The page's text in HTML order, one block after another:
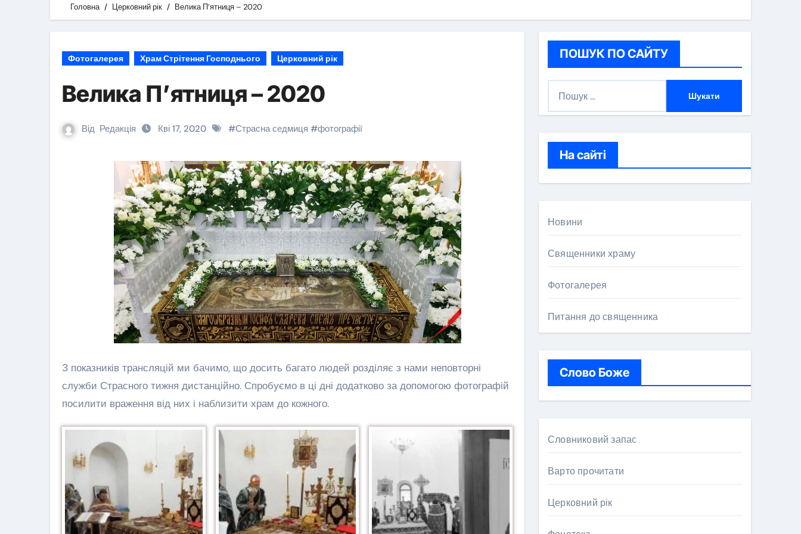
Головна Церковний рік Велика П’ятниця – 2020
Фотогалерея Храм Стрітення Господнього Церковний рік
Велика П’ятниця – 2020
Від Редакція Кві 17, 2020 #Страсна седмиця #фотографії
З показників трансляцій ми бачимо, що досить багато людей розділяє з нами неповторні
служби Страсного тижня дистанційно. Спробуємо в ці дні додатково за допомогою фотографій
посилити враження від них і наблизити храм до кожного.
ПОШУК ПО САЙТУ
:
На сайті
Новини
Священники храму
Фотогалерея
Питання до священника
Слово Боже
Словниковий запас
Варто прочитати
Церковний рік